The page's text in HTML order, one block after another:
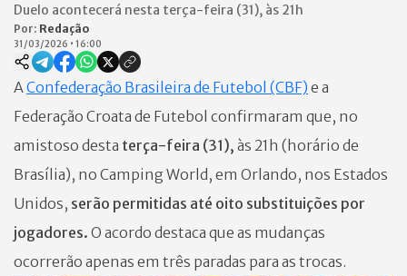
Duelo acontecerá nesta terça-feira (31), às 21h
Por: Redação
31/03/2026 • 16:00
A Confederação Brasileira de Futebol (CBF) e a
Federação Croata de Futebol confirmaram que, no
amistoso desta terça-feira (31), às 21h (horário de
Brasília), no Camping World, em Orlando, nos Estados
Unidos, serão permitidas até oito substituições por
jogadores. O acordo destaca que as mudanças
ocorrerão apenas em três paradas para as trocas.